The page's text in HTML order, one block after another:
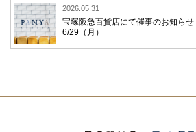
2026.05.31
宝塚阪急百貨店にて催事のお知
6/29（月）